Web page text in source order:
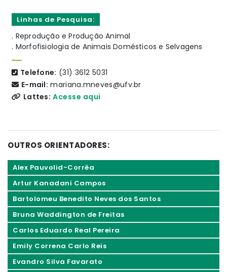
Linhas de Pesquisa:
. Reprodução e Produção Animal
. Morfofisiologia de Animais Domésticos e Selvagens
Telefone: (31) 3612 5031
E-mail: mariana.mneves@ufv.br
Lattes: Acesse aqui
OUTROS ORIENTADORES:
Alex Pauvolid-Corrêa
Artur Kanadani Campos
Bartolomeu Benedito Neves dos Santos
Bruna Waddington de Freitas
Carlos Eduardo Real Pereira
Emily Correna Carlo Reis
Evandro Silva Favarato